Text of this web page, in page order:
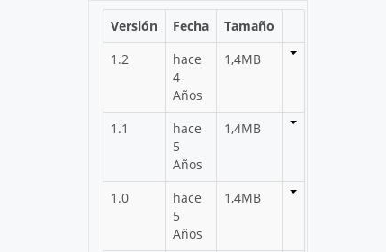
Versión Fecha
Tamaño
1.2
hace
4
Años
1,4MB
1.1
hace
5
Años
1,4MB
1.0
hace
5
Años
1,4MB